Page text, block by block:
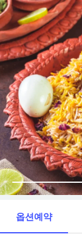
옵션예약